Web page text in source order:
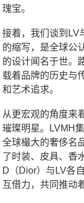
瑰宝。
接着，我们谈到LV
的缩写，是全球公
的设计闻名于世。
载着品牌的历史与
和艺术追求。
从更宏观的角度来
璀璨明星。LVMH
全球樶大的奢侈名
了时装、皮具、香
D（Dior）与LV各
互借力，共同推动